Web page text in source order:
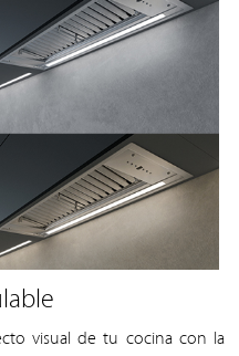
visual de tu cocina con la